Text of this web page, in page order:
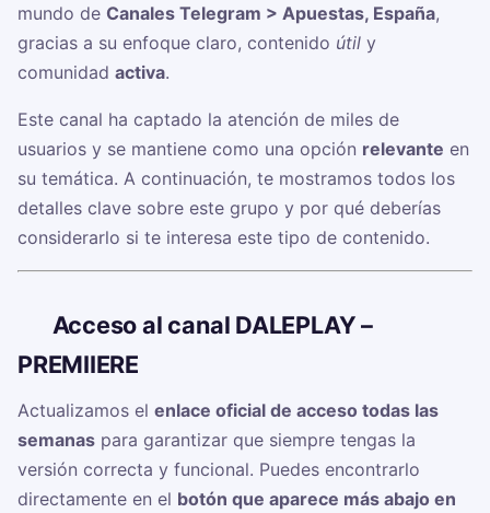
mundo de Canales Telegram > Apuestas, España,
gracias a su enfoque claro, contenido útil y
comunidad activa.
Este canal ha captado la atención de miles de
usuarios y se mantiene como una opción relevante en
su temática. A continuación, te mostramos todos los
detalles clave sobre este grupo y por qué deberías
considerarlo si te interesa este tipo de contenido.
Acceso al canal DALEPLAY –
PREMIIERE
Actualizamos el enlace oficial de acceso todas las
semanas para garantizar que siempre tengas la
versión correcta y funcional. Puedes encontrarlo
directamente en el botón que aparece más abajo en